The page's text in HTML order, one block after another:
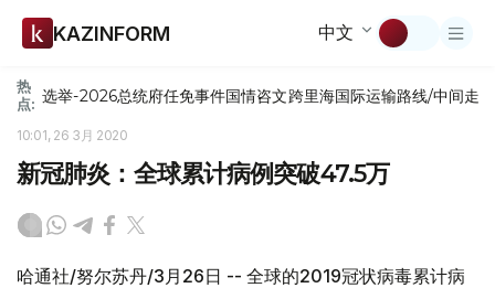
KAZINFORM 中文
热
点: 选举-2026总统府任免事件国情咨文跨里海国际运输路线/中间走廊
10:01, 26 3月 2020
新冠肺炎：全球累计病例突破47.5万
哈通社/努尔苏丹/3月26日 -- 全球的2019冠状病毒累计病